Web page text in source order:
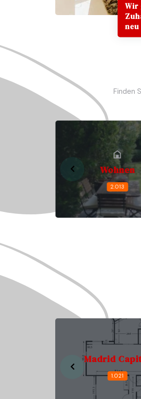
Wir
neu
Finden
Wohnen
2.013
Madrid
1.021